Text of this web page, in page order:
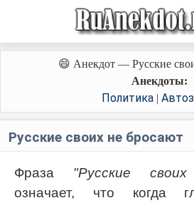
😄 Анекдот — Русские
Анекдоты:
Политика |
Русские своих не бросают
Фраза "Русские
означает, что когда